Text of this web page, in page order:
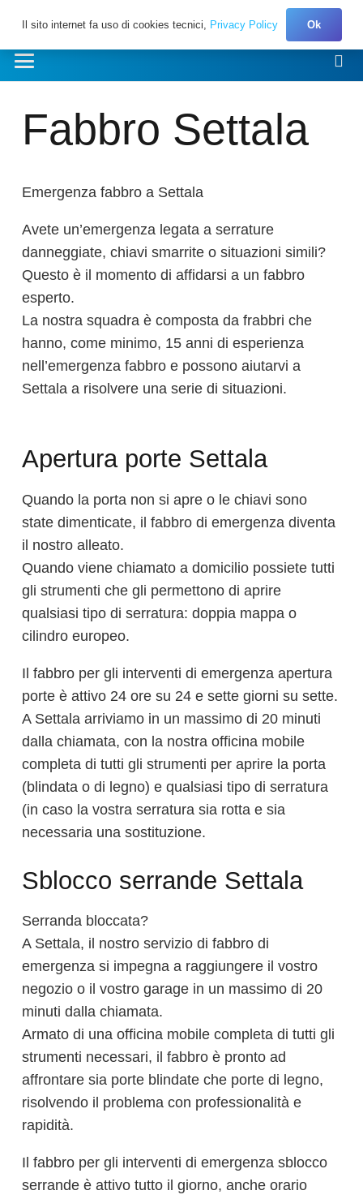
Fabbro Settala
Emergenza fabbro a Settala
Avete un’emergenza legata a serrature
danneggiate, chiavi smarrite o situazioni simili?
Questo è il momento di affidarsi a un fabbro
esperto.
La nostra squadra è composta da frabbri che
hanno, come minimo, 15 anni di esperienza
nell’emergenza fabbro e possono aiutarvi a
Settala a risolvere una serie di situazioni.
Apertura porte Settala
Quando la porta non si apre o le chiavi sono
state dimenticate, il fabbro di emergenza diventa
il nostro alleato.
Quando viene chiamato a domicilio possiete tutti
gli strumenti che gli permettono di aprire
qualsiasi tipo di serratura: doppia mappa o
cilindro europeo.
Il fabbro per gli interventi di emergenza apertura
porte è attivo 24 ore su 24 e sette giorni su sette.
A Settala arriviamo in un massimo di 20 minuti
dalla chiamata, con la nostra officina mobile
completa di tutti gli strumenti per aprire la porta
(blindata o di legno) e qualsiasi tipo di serratura
(in caso la vostra serratura sia rotta e sia
necessaria una sostituzione.
Sblocco serrande Settala
Serranda bloccata?
A Settala, il nostro servizio di fabbro di
emergenza si impegna a raggiungere il vostro
negozio o il vostro garage in un massimo di 20
minuti dalla chiamata.
Armato di una officina mobile completa di tutti gli
strumenti necessari, il fabbro è pronto ad
affrontare sia porte blindate che porte di legno,
risolvendo il problema con professionalità e
rapidità.
Il fabbro per gli interventi di emergenza sblocco
serrande è attivo tutto il giorno, anche orario
Il sito internet fa uso di cookies tecnici, Privacy Policy Ok